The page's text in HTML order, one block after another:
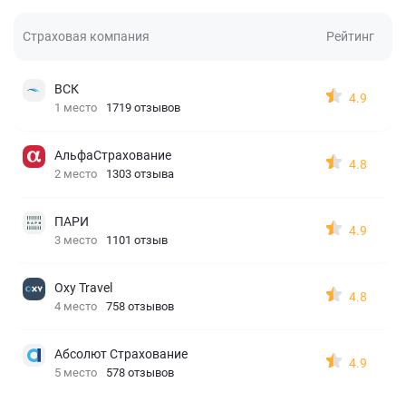
Страховая компания Рейтинг
ВСК
1 место 1719 отзывов
4.9
АльфаСтрахование
2 место 1303 отзыва
4.8
ПАРИ
3 место 1101 отзыв
4.9
Oxy Travel
4 место 758 отзывов
4.8
Абсолют Страхование
5 место 578 отзывов
4.9